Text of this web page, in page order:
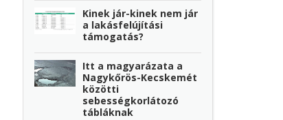
Kinek jár-kinek nem jár
a lakásfelújítási
támogatás?
Itt a magyarázata a
Nagykőrös-Kecskemét
közötti
sebességkorlátozó
tábláknak